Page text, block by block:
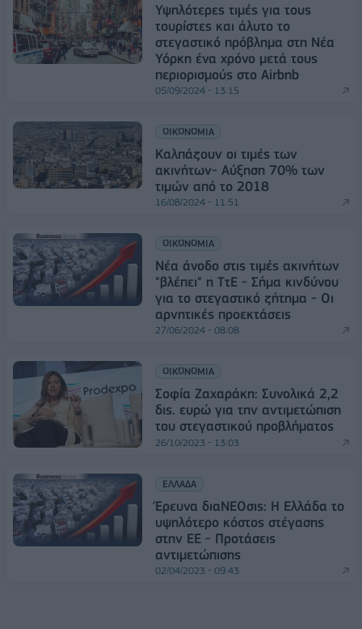
Υψηλότερες τιμές για τους
τουρίστες και άλυτο το
στεγαστικό πρόβλημα στη Νέα
Υόρκη ένα χρόνο μετά τους
περιορισμούς στο Airbnb
05/09/2024 - 13:15
ΟΙΚΟΝΟΜΙΑ
Καλπάζουν οι τιμές των
ακινήτων- Αύξηση 70% των
τιμών από το 2018
16/08/2024 - 11:51
ΟΙΚΟΝΟΜΙΑ
Νέα άνοδο στις τιμές ακινήτων
"βλέπει" η ΤτΕ - Σήμα κινδύνου
για το στεγαστικό ζήτημα - Οι
αρνητικές προεκτάσεις
27/06/2024 - 08:08
ΟΙΚΟΝΟΜΙΑ
Σοφία Ζαχαράκη: Συνολικά 2,2
δις. ευρώ για την αντιμετώπιση
του στεγαστικού προβλήματος
26/10/2023 - 13:03
ΕΛΛΑΔΑ
Έρευνα διαΝΕΟσις: Η Ελλάδα το
υψηλότερο κόστος στέγασης
στην ΕΕ - Προτάσεις
αντιμετώπισης
02/04/2023 - 09:43